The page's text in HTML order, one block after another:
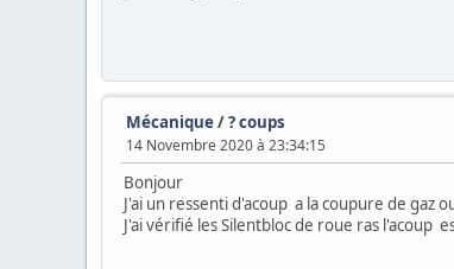
Mécanique/? coups
14 Novembre 2020 à 23:34:15
Bonjour
J'ai un ressenti d'acoup a la coupure de gaz
J'ai vérifié les Silentbloc de roue ras l'acoup